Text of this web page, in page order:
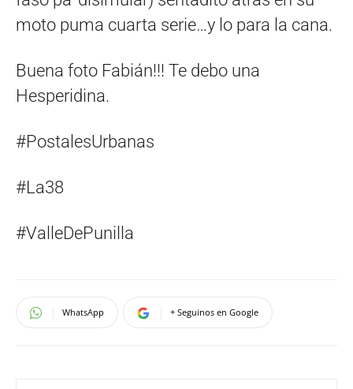
moto puma cuarta serie…y lo para la cana.
Buena foto Fabián!!! Te debo una
Hesperidina.
#PostalesUrbanas
#La38
#ValleDePunilla
WhatsApp + Seguinos en Google